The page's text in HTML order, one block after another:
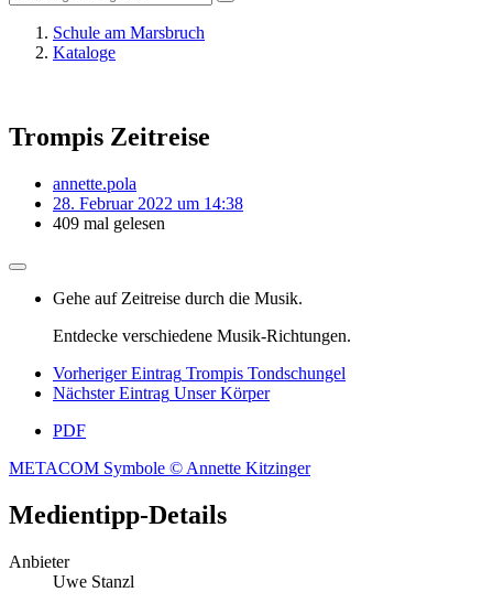
Schule am Marsbruch
Kataloge
Trompis Zeitreise
annette.pola
28. Februar 2022 um 14:38
409 mal gelesen
Gehe auf Zeitreise durch die Musik.
Entdecke verschiedene Musik-Richtungen.
Vorheriger Eintrag Trompis Tondschungel
Nächster Eintrag Unser Körper
PDF
METACOM Symbole © Annette Kitzinger
Medientipp-Details
Anbieter
Uwe Stanzl